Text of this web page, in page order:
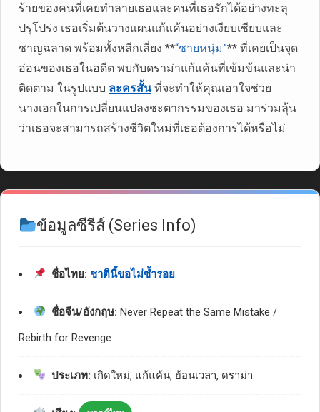
ร้ายของคนที่เคยทำลายเธอและคนที่เธอรักได้อย่างทะลุ
ปรุโปร่ง เธอเริ่มต้นวางแผนแก้แค้นอย่างเงียบเชียบและ
ชาญฉลาด พร้อมทั้งหลีกเลี่ยง **“ชายหนุ่ม”** ที่เคยเป็นจุด
อ่อนของเธอในอดีต พบกับดราม่าแก้แค้นที่เข้มข้นและน่า
ติดตาม ในรูปแบบ ละครสั้นที่จะทำให้คุณเอาใจช่วย
นางเอกในการเปลี่ยนแปลงชะตากรรมของเธอ มาร่วมลุ้น
ว่าเธอจะสามารถสร้างชีวิตใหม่ที่เธอต้องการได้หรือไม่
ข้อมูลซีรีส์ (Series Info)
ชื่อไทย: ชาตินี้ขอไม่ซ้ำรอย
ชื่อจีน/อังกฤษ: Never Repeat the Same Mistake /
Rebirth for Revenge
ประเภท: เกิดใหม่, แก้แค้น, ย้อนเวลา, ดราม่า